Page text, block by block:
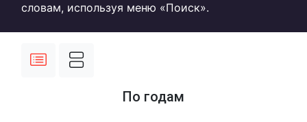
словам, используя меню «Поиск».
По годам